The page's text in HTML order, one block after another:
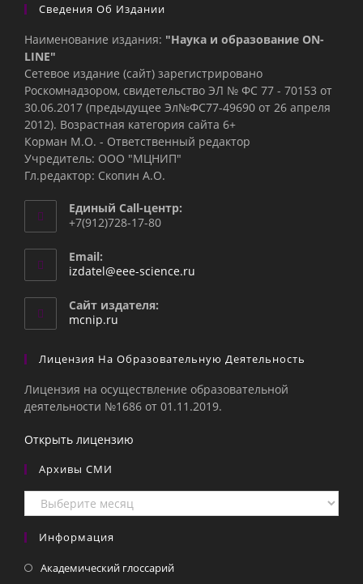
Сведения Об Издании
Наименование издания: "Наука и образование ON-
LINE"
Сетевое издание (сайт) зарегистрировано
Роскомнадзором, свидетельство ЭЛ № ФС 77 - 70153 от
30.06.2017 (предыдущее Эл№ФC77-49690 от 26 апреля
2012). Возрастная категория сайта 6+
Корман М.О. - Ответственный редактор
Учредитель: ООО "МЦНИП"
Гл.редактор: Скопин А.О.
Единый Call-центр:
+7(912)728-17-80
Email:
izdatel@eee-science.ru
Сайт издателя:
mcnip.ru
Лицензия На Образовательную Деятельность
Лицензия на осуществление образовательной
деятельности №1686 от 01.11.2019.
Открыть лицензию
Архивы СМИ
Архивы
СМИ
Информация
Академический глоссарий